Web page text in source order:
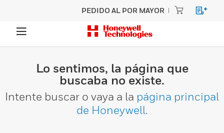
PEDIDO AL POR MAYOR
Lo sentimos, la página que
buscaba no existe.
Intente buscar o vaya a la página principal
de Honeywell.